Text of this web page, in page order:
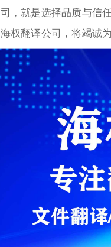
，就是选择品质与信
权翻译公司，将竭诚为